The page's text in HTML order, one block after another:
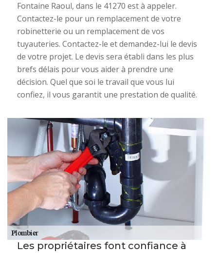
Fontaine Raoul, dans le 41270 est à appeler.
Contactez-le pour un remplacement de votre
robinetterie ou un remplacement de vos
tuyauteries. Contactez-le et demandez-lui le devis
de votre projet. Le devis sera établi dans les plus
brefs délais pour vous aider à prendre une
décision. Quel que soi le travail que vous lui
confiez, il vous garantit une prestation de qualité.
Les propriétaires font confiance à